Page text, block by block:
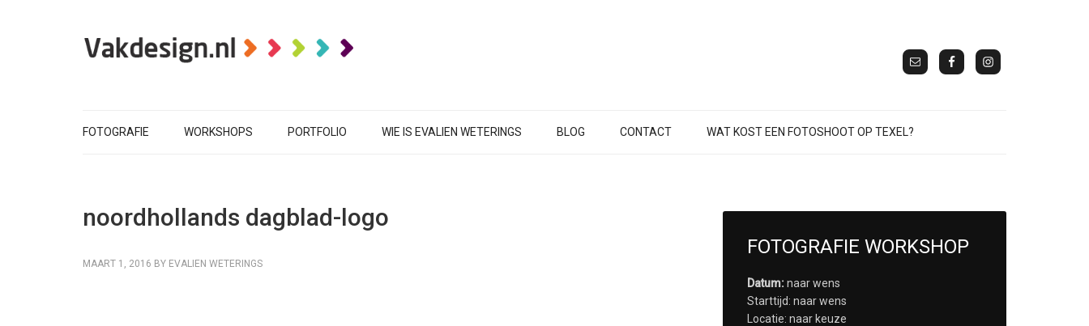
FOTOGRAFIE WORKSHOPS PORTFOLIO WIE IS EVALIEN WETERINGS BLOG CONTACT WAT KOST EEN FOTOSHOOT OP TEXEL?
noordhollands dagblad-logo
MAART 1, 2016 BY EVALIEN WETERINGS
FOTOGRAFIE WORKSHOP
Datum:naar wens
Starttijd: naar wens
Locatie: naar keuze